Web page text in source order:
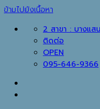
ข้ามไปยังเนื้อหา
2 สาขา : บางแส
ติดต่อ
OPEN
095-646-9366